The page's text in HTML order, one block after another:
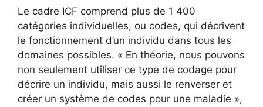
Le cadre ICF comprend plus de 1 400
catégories individuelles, ou codes, qui décrivent
le fonctionnement d’un individu dans tous les
domaines possibles. « En théorie, nous pouvons
non seulement utiliser ce type de codage pour
décrire un individu, mais aussi le renverser et
créer un système de codes pour une maladie »,